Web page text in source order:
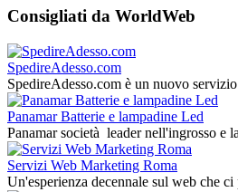
Consigliati da WorldWeb
SpedireAdesso.com
SpedireAdesso.com è un nuovo
Panamar Batterie e lampadine Led
Panamar società leader nell'ingrosso e
Servizi Web Marketing Roma
Un'esperienza decennale sul web che ci